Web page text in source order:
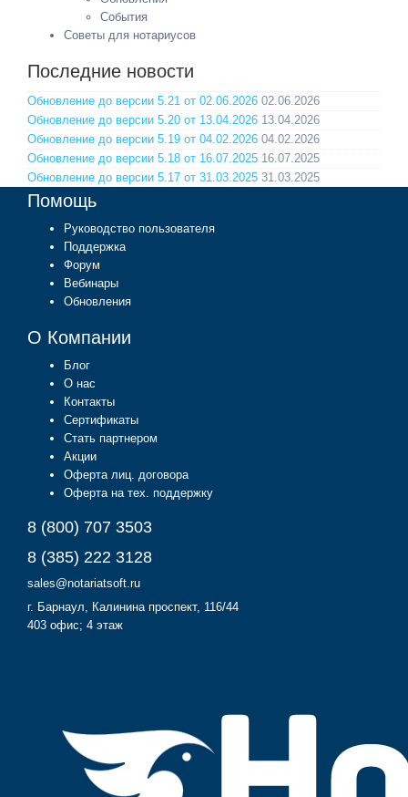
События
Советы для нотариусов
Последние новости
Обновление до версии 5.21 от 02.06.2026 02.06.2026
Обновление до версии 5.20 от 13.04.2026 13.04.2026
Обновление до версии 5.19 от 04.02.2026 04.02.2026
Обновление до версии 5.18 от 16.07.2025 16.07.2025
Обновление до версии 5.17 от 31.03.2025 31.03.2025
Помощь
Руководство пользователя
Поддержка
Форум
Вебинары
Обновления
О Компании
Блог
О нас
Контакты
Сертификаты
Стать партнером
Акции
Оферта лиц. договора
Оферта на тех. поддержку
8 (800) 707 3503
8 (385) 222 3128
sales@notariatsoft.ru
г. Барнаул, Калинина проспект, 116/44
403 офис; 4 этаж